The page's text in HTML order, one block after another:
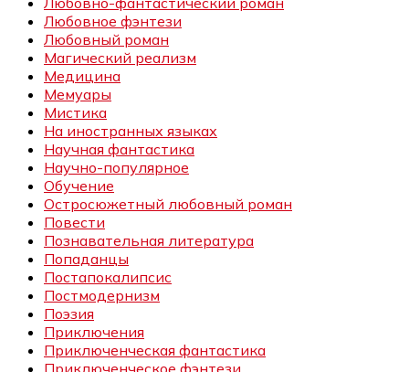
Любовное фэнтези
Любовный роман
Магический реализм
Медицина
Мемуары
Мистика
На иностранных языках
Научная фантастика
Научно-популярное
Обучение
Остросюжетный любовный роман
Повести
Познавательная литература
Попаданцы
Постапокалипсис
Постмодернизм
Поэзия
Приключения
Приключенческая фантастика